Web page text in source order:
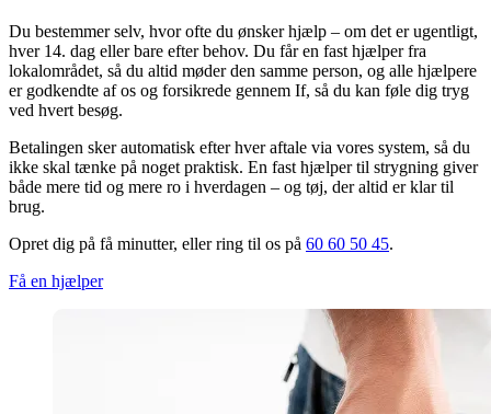
Du bestemmer selv, hvor ofte du ønsker hjælp – om det er ugentligt,
hver 14. dag eller bare efter behov. Du får en fast hjælper fra
lokalområdet, så du altid møder den samme person, og alle hjælpere
er godkendte af os og forsikrede gennem If, så du kan føle dig tryg
ved hvert besøg.
Betalingen sker automatisk efter hver aftale via vores system, så du
ikke skal tænke på noget praktisk. En fast hjælper til strygning giver
både mere tid og mere ro i hverdagen – og tøj, der altid er klar til
brug.
Opret dig på få minutter, eller ring til os på 60 60 50 45.
Få en hjælper